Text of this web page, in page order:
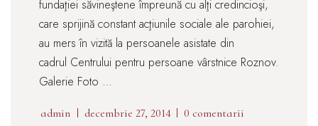
fundaţiei săvineştene împreună cu alţi credincioşi,
care sprijină constant acţiunile sociale ale parohiei,
au mers în vizită la persoanele asistate din
cadrul Centrului pentru persoane vârstnice Roznov.
Galerie Foto …
admin decembrie 27, 2014 0 comentarii